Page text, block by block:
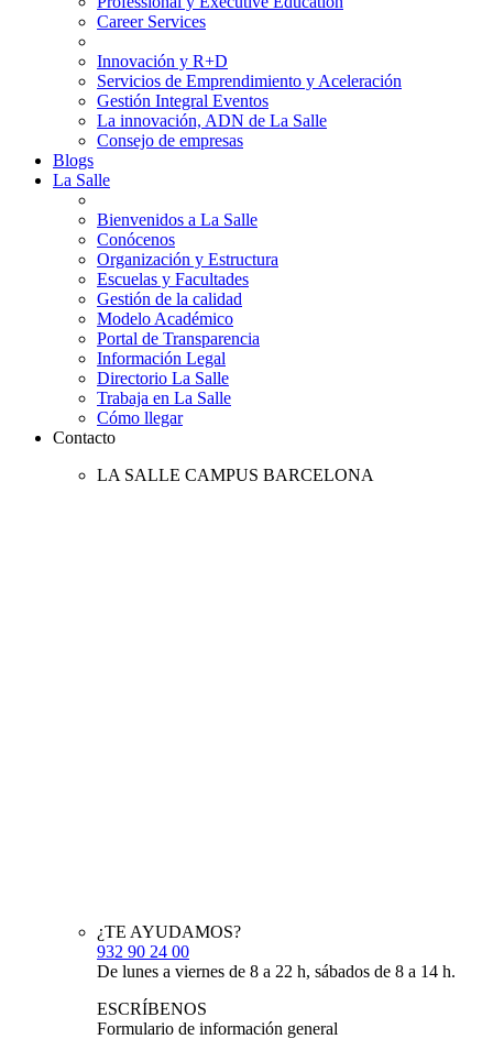
Career Services
Innovación y R+D
Servicios de Emprendimiento y Aceleración
Gestión Integral Eventos
La innovación, ADN de La Salle
Consejo de empresas
Blogs
La Salle
Bienvenidos a La Salle
Conócenos
Organización y Estructura
Escuelas y Facultades
Gestión de la calidad
Modelo Académico
Portal de Transparencia
Información Legal
Directorio La Salle
Trabaja en La Salle
Cómo llegar
Contacto
LA SALLE CAMPUS BARCELONA
¿TE AYUDAMOS?
932 90 24 00
De lunes a viernes de 8 a 22 h, sábados de 8 a 14 h.
ESCRÍBENOS
Formulario de información general